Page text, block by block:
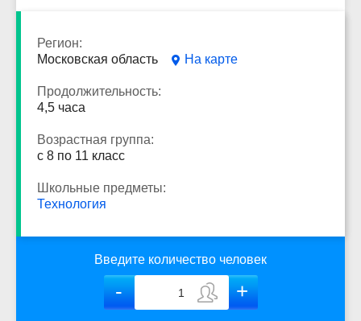
Регион:
Московская область
На карте
Продолжительность:
4,5 часа
Возрастная группа:
с 8 по 11 класс
Школьные предметы:
Технология
Введите количество человек